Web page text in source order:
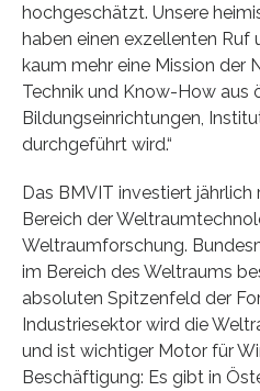
hochgeschätzt. Unsere
haben einen exzellenten
kaum mehr eine Mission der
Technik und Know-How aus
Bildungseinrichtungen,
durchgeführt wird.“
Das BMVIT investiert jährlich
Bereich der
Weltraumforschung.
im Bereich des Weltraums
absoluten Spitzenfeld der
Industriesektor wird die
und ist wichtiger Motor für
Beschäftigung: Es gibt in